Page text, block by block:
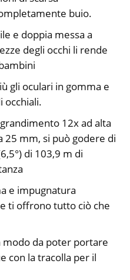
buio.
e doppia messa a
degli occhi li rende
gli oculari in gomma e
occhiali.
12x ad alta
25 mm, si può godere di
di 103,9 m di
e impugnatura
ti offrono tutto ciò che
modo da poter portare
con la tracolla per il